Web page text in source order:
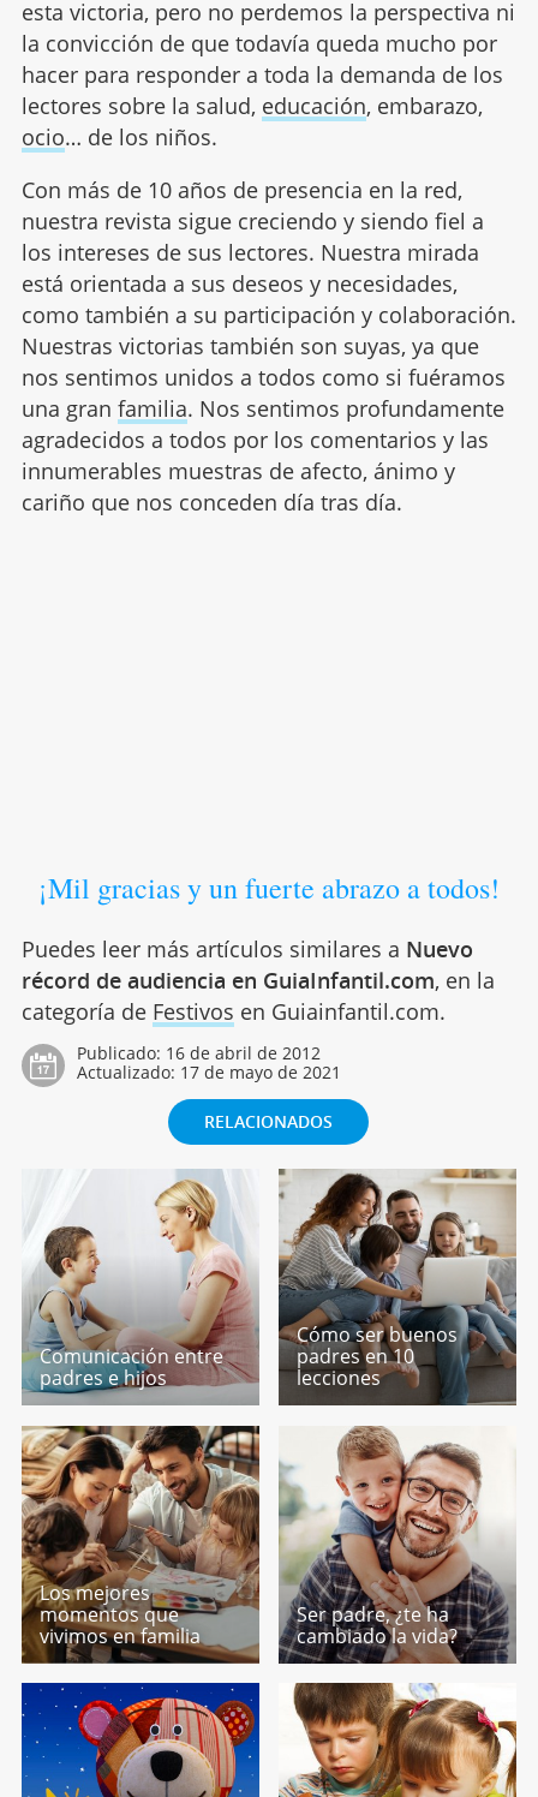
esta victoria, pero no perdemos la perspectiva ni
la convicción de que todavía queda mucho por
hacer para responder a toda la demanda de los
lectores sobre la salud, educación, embarazo,
ocio… de los niños.
Con más de 10 años de presencia en la red,
nuestra revista sigue creciendo y siendo fiel a
los intereses de sus lectores. Nuestra mirada
está orientada a sus deseos y necesidades,
como también a su participación y colaboración.
Nuestras victorias también son suyas, ya que
nos sentimos unidos a todos como si fuéramos
una gran familia. Nos sentimos profundamente
agradecidos a todos por los comentarios y las
innumerables muestras de afecto, ánimo y
cariño que nos conceden día tras día.
¡Mil gracias y un fuerte abrazo a todos!
Puedes leer más artículos similares a Nuevo
récord de audiencia en GuiaInfantil.com, en la
categoría de Festivos en Guiainfantil.com.
Publicado: 16 de abril de 2012
Actualizado: 17 de mayo de 2021
RELACIONADOS
Comunicación entre
padres e hijos
Cómo ser buenos
padres en 10
lecciones
Los mejores
momentos que
vivimos en familia
Ser padre, ¿te ha
cambiado la vida?